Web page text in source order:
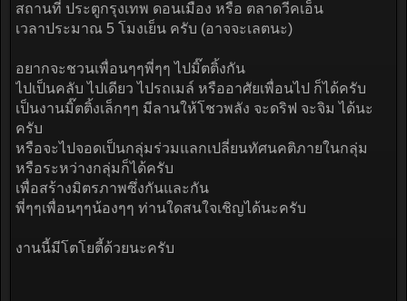
สถานที่ ประตูกรุงเทพ ดอนเมือง หรือ ตลาดวีคเอ็น
เวลาประมาณ 5 โมงเย็น ครับ (อาจจะเลตนะ)
อยากจะชวนเพื่อนๆๆพี่ๆๆ ไปมิ๊ตติ้งกัน
ไปเป็นคลับ ไปเดียว ไปรถเมล์ หรืออาศัยเพื่อนไป ก็ได้ครับ
เป็นงานมิ๊ตติ้งเล็กๆๆ มีลานให้โชวพลัง จะดริฟ จะจิม ได้นะ
ครับ
หรือจะไปจอดเป็นกลุ่มร่วมแลกเปลี่ยนทัศนคติภายในกลุ่ม
หรือระหว่างกลุ่มก็ได้ครับ
เพื่อสร้างมิตรภาพซึ่งกันและกัน
พี่ๆๆเพื่อนๆๆน้องๆๆ ท่านใดสนใจเชิญได้นะครับ
งานนี้มีโตโยตี้ด้วยนะครับ